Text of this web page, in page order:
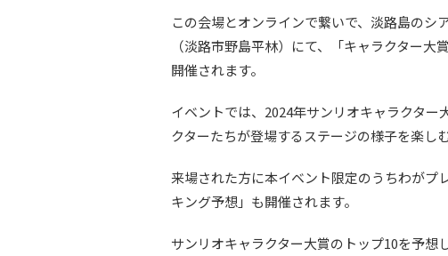
この会場とオンラインで繋いで、淡路島のシ
（淡路市野島平林）にて、「キャラクター
開催されます。
イベントでは、2024年サンリオキャラクタ
クターたちが登場するステージの様子を楽し
来場された方に本イベント限定のうちわがプ
キング予想」も開催されます。
サンリオキャラクター大賞のトップ10を予